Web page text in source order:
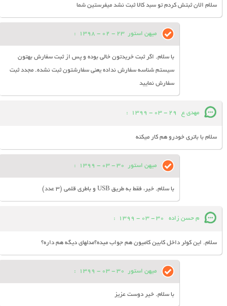
سلام الان ثبتش کردم تو سبد کالا ثبت نشد میفرستین شما
میهن استور 23 - 02 - 1398
:
با سلام. اگر ثبت خریدتون خالی بوده و پس از ثبت سفارش بهتون
سیستم شناسه سفارش نداده یعنی سفارشتون ثبت نشده. مجدد ثبت
سفارش نمایید
مهدی ع 29 - 03 - 1399
:
سلام با باتری خودرو هم کار میکنه
میهن استور 30 - 03 - 1399
:
با سلام. خیر، فقط به طریق USB و باطری قلمی (3 عدد)
م حسن زاده 30 - 03 - 1399
:
سلام. این کولر داخل کابین کامیون هم جواب میده؟مدلهای دیگه هم داره؟
میهن استور 30 - 03 - 1399
:
با سلام. خیر دوست عزیز